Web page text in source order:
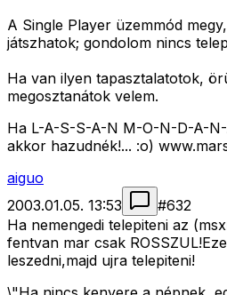
A Single Player üzemmód
játszhatok; gondolom nincs
Ha van ilyen tapasztalatotok,
megosztanátok velem.
Ha L-A-S-S-A-N M-O-N-D-A-
akkor hazudnék!... :o)
aiguo
2003.01.05. 13:53
#632
Ha nemengedi telepiteni az
fentvan mar csak
leszedni,majd ujra telepiteni!